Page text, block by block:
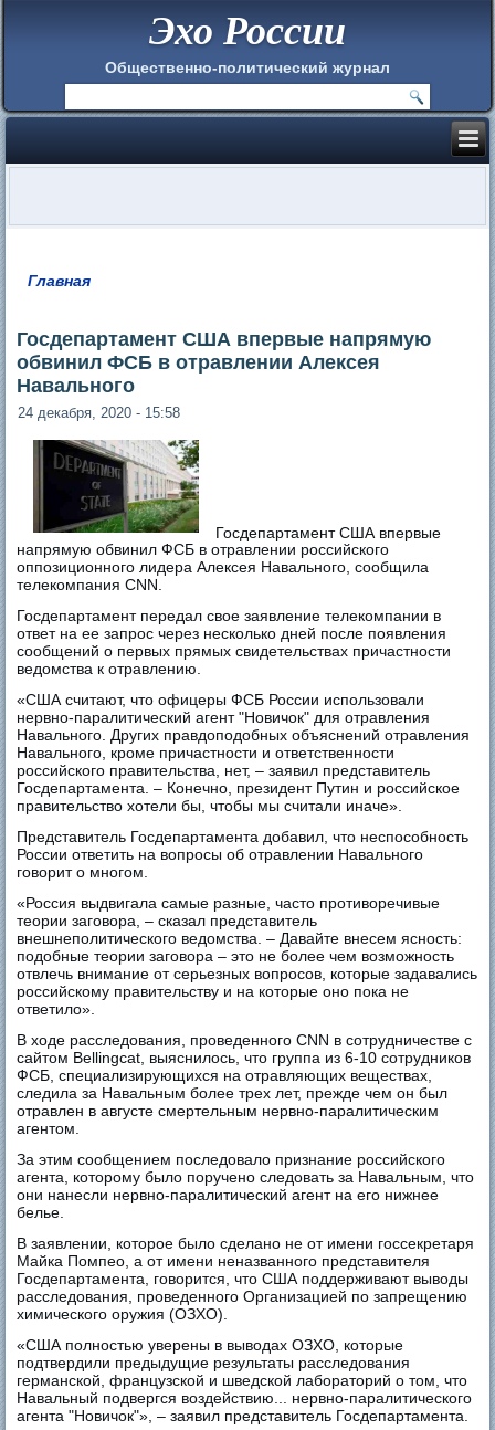
Эхо России
Общественно-политический журнал
Главная
Госдепартамент США впервые напрямую
обвинил ФСБ в отравлении Алексея
Навального
24 декабря, 2020 - 15:58
Госдепартамент США впервые
напрямую обвинил ФСБ в отравлении российского
оппозиционного лидера Алексея Навального, сообщила
телекомпания CNN.
Госдепартамент передал свое заявление телекомпании в
ответ на ее запрос через несколько дней после появления
сообщений о первых прямых свидетельствах причастности
ведомства к отравлению.
«США считают, что офицеры ФСБ России использовали
нервно-паралитический агент "Новичок" для отравления
Навального. Других правдоподобных объяснений отравления
Навального, кроме причастности и ответственности
российского правительства, нет, – заявил представитель
Госдепартамента. – Конечно, президент Путин и российское
правительство хотели бы, чтобы мы считали иначе».
Представитель Госдепартамента добавил, что неспособность
России ответить на вопросы об отравлении Навального
говорит о многом.
«Россия выдвигала самые разные, часто противоречивые
теории заговора, – сказал представитель
внешнеполитического ведомства. – Давайте внесем ясность:
подобные теории заговора – это не более чем возможность
отвлечь внимание от серьезных вопросов, которые задавались
российскому правительству и на которые оно пока не
ответило».
В ходе расследования, проведенного CNN в сотрудничестве с
сайтом Bellingcat, выяснилось, что группа из 6-10 сотрудников
ФСБ, специализирующихся на отравляющих веществах,
следила за Навальным более трех лет, прежде чем он был
отравлен в августе смертельным нервно-паралитическим
агентом.
За этим сообщением последовало признание российского
агента, которому было поручено следовать за Навальным, что
они нанесли нервно-паралитический агент на его нижнее
белье.
В заявлении, которое было сделано не от имени госсекретаря
Майка Помпео, а от имени неназванного представителя
Госдепартамента, говорится, что США поддерживают выводы
расследования, проведенного Организацией по запрещению
химического оружия (ОЗХО).
«США полностью уверены в выводах ОЗХО, которые
подтвердили предыдущие результаты расследования
германской, французской и шведской лабораторий о том, что
Навальный подвергся воздействию... нервно-паралитического
агента "Новичок"», – заявил представитель Госдепартамента.